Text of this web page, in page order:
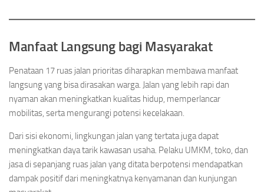
Manfaat Langsung bagi Masyarakat
Penataan 17 ruas jalan prioritas diharapkan membawa manfaat
langsung yang bisa dirasakan warga. Jalan yang lebih rapi dan
nyaman akan meningkatkan kualitas hidup, memperlancar
mobilitas, serta mengurangi potensi kecelakaan.
Dari sisi ekonomi, lingkungan jalan yang tertata juga dapat
meningkatkan daya tarik kawasan usaha. Pelaku UMKM, toko, dan
jasa di sepanjang ruas jalan yang ditata berpotensi mendapatkan
dampak positif dari meningkatnya kenyamanan dan kunjungan